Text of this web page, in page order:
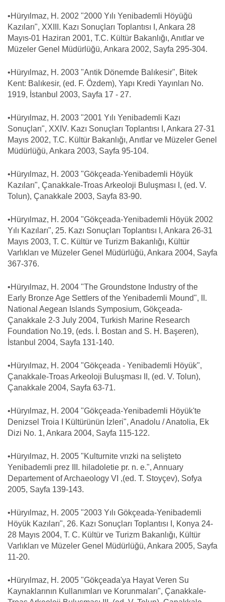
•Hüryılmaz, H. 2002 "2000 Yılı Yenibademli Höyüğü
Kazıları", XXIII. Kazı Sonuçları Toplantısı I, Ankara 28
Mayıs-01 Haziran 2001, T.C. Kültür Bakanlığı, Anıtlar ve
Müzeler Genel Müdürlüğü, Ankara 2002, Sayfa 295-304.
•Hüryılmaz, H. 2003 "Antik Dönemde Balıkesir", Bitek
Kent: Balıkesir, (ed. F. Özdem), Yapı Kredi Yayınları No.
1919, İstanbul 2003, Sayfa 17 - 27.
•Hüryılmaz, H. 2003 "2001 Yılı Yenibademli Kazı
Sonuçları", XXIV. Kazı Sonuçları Toplantısı I, Ankara 27-31
Mayıs 2002, T.C. Kültür Bakanlığı, Anıtlar ve Müzeler Genel
Müdürlüğü, Ankara 2003, Sayfa 95-104.
•Hüryılmaz, H. 2003 "Gökçeada-Yenibademli Höyük
Kazıları", Çanakkale-Troas Arkeoloji Buluşması I, (ed. V.
Tolun), Çanakkale 2003, Sayfa 83-90.
•Hüryılmaz, H. 2004 "Gökçeada-Yenibademli Höyük 2002
Yılı Kazıları", 25. Kazı Sonuçları Toplantısı I, Ankara 26-31
Mayıs 2003, T. C. Kültür ve Turizm Bakanlığı, Kültür
Varlıkları ve Müzeler Genel Müdürlüğü, Ankara 2004, Sayfa
367-376.
•Hüryılmaz, H. 2004 "The Groundstone Industry of the
Early Bronze Age Settlers of the Yenibademli Mound", II.
National Aegean Islands Symposium, Gökçeada-
Çanakkale 2-3 July 2004, Turkish Marine Research
Foundation No.19, (eds. İ. Bostan and S. H. Başeren),
İstanbul 2004, Sayfa 131-140.
•Hüryılmaz, H. 2004 "Gökçeada - Yenibademli Höyük",
Çanakkale-Troas Arkeoloji Buluşması II, (ed. V. Tolun),
Çanakkale 2004, Sayfa 63-71.
•Hüryılmaz, H. 2004 "Gökçeada-Yenibademli Höyük'te
Denizsel Troia I Kültürünün İzleri", Anadolu / Anatolia, Ek
Dizi No. 1, Ankara 2004, Sayfa 115-122.
•Hüryılmaz, H. 2005 "Kulturnite vrızki na selişteto
Yenibademli prez III. hiladoletie pr. n. e.", Annuary
Departement of Archaeology VI ,(ed. T. Stoyçev), Sofya
2005, Sayfa 139-143.
•Hüryılmaz, H. 2005 "2003 Yılı Gökçeada-Yenibademli
Höyük Kazıları", 26. Kazı Sonuçları Toplantısı I, Konya 24-
28 Mayıs 2004, T. C. Kültür ve Turizm Bakanlığı, Kültür
Varlıkları ve Müzeler Genel Müdürlüğü, Ankara 2005, Sayfa
11-20.
•Hüryılmaz, H. 2005 "Gökçeada'ya Hayat Veren Su
Kaynaklarının Kullanımları ve Korunmaları", Çanakkale-